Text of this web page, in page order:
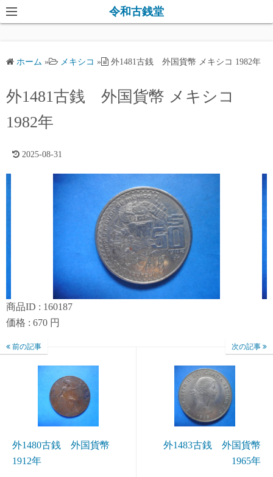
コ
ン
ス
キ
令和古銭堂
ホーム » メキシコ » 外1481古銭 外国貨幣 メキシコ 1982年
外1481古銭 外国貨幣 メキシコ
1982年
2025-08-31
商品ID : 160187
価格 : 670 円
前の記事
外1480古銭 外国貨幣
1912年
次の記事
外1483古銭 外国貨幣
1965年